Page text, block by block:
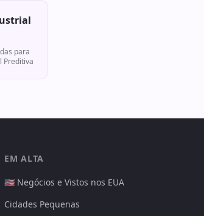
para
Preditiva
EM ALTA
🇺🇸 Negócios e Vistos nos EUA
Cidades Pequenas